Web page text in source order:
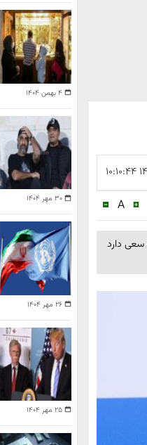
A
سعی دارد
۴ بهمن ۱۴۰۴
۳۰ مهر ۱۴۰۴
۲۶ مهر ۱۴۰۴
۲۵ مهر ۱۴۰۴